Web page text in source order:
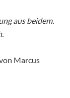
aus beidem.
Marcus